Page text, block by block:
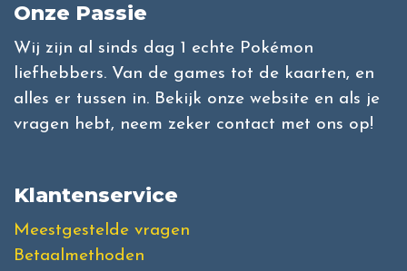
Onze Passie
Wij zijn al sinds dag 1 echte Pokémon
liefhebbers. Van de games tot de kaarten, en
alles er tussen in. Bekijk onze website en als je
vragen hebt, neem zeker contact met ons op!
Klantenservice
Meestgestelde vragen
Betaalmethoden